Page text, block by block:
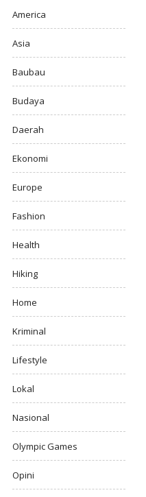
America
Asia
Baubau
Budaya
Daerah
Ekonomi
Europe
Fashion
Health
Hiking
Home
Kriminal
Lifestyle
Lokal
Nasional
Olympic Games
Opini